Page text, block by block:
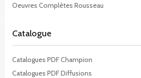
Oeuvres Complètes Rousseau
Catalogue
Catalogues PDF Champion
Catalogues PDF Diffusions